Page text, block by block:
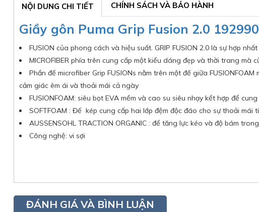
NỘI DUNG CHI TIẾT CHÍNH SÁCH VÀ BẢO HÀNH
Giầy gôn Puma Grip Fusion 2.0
FUSION của phong cách và hiệu suất. GRIP FUSION 2.0 là sự hợp
MICROFIBER phía trên cung cấp một kiểu dáng đẹp và thời trang mà
Phần đế microfiber Grip FUSIONs nằm trên một đế giữa
cảm giác êm ái và thoải mái cả ngày
FUSIONFOAM: siêu bọt EVA mềm và cao su siêu nhạy kết hợp để
SOFTFOAM : Đế kép cung cấp hai lớp đệm độc đáo cho sự thoải mái
AUSSENSOHL TRACTION ORGANIC : để tăng lực kéo và độ bám
Công nghệ: vi sợi
ĐÁNH GIÁ VÀ BÌNH LUẬN